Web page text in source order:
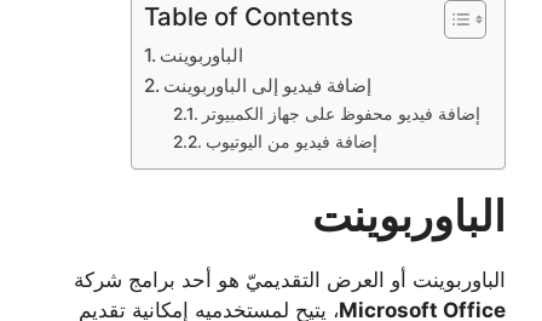
Table of Contents
الباوربوينت
إضافة فيديو إلى الباوربوينت
إضافة فيديو محفوظ على جهاز الكمبيوتر
إضافة فيديو من اليوتيوب
الباوربوينت
الباوربوينت أو العرض التقديميّ هو أحد برامج شركة
Microsoft Office، يتيح لمستخدميه إمكانية تقديم